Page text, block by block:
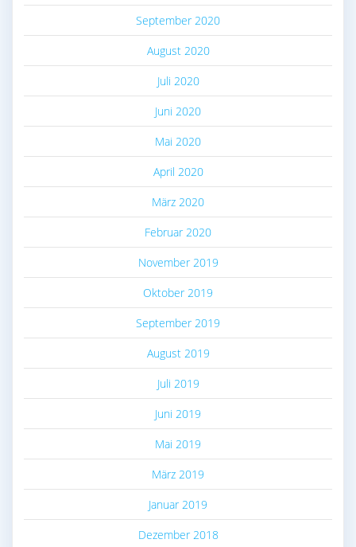
September 2020
August 2020
Juli 2020
Juni 2020
Mai 2020
April 2020
März 2020
Februar 2020
November 2019
Oktober 2019
September 2019
August 2019
Juli 2019
Juni 2019
Mai 2019
März 2019
Januar 2019
Dezember 2018